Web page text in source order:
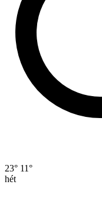
23° 11°
hét